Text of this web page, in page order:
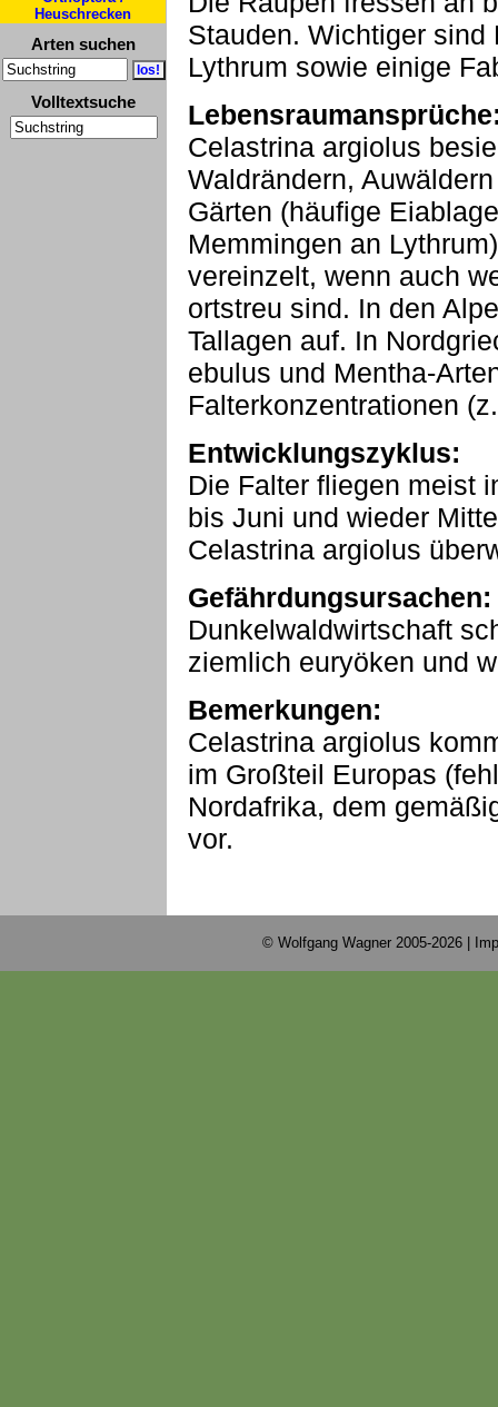
Heuschrecken
Arten suchen
Volltextsuche
Stauden. Wichtiger
Lythrum sowie einige
Celastrina argiolus
Waldrändern,
Gärten (häufige
Memmingen an
vereinzelt, wenn auch
ortstreu sind. In den
Tallagen auf. In
ebulus und Mentha-
Falterkonzentrationen
Entwicklungszyklus:
Die Falter fliegen meist
bis Juni und wieder
Celastrina argiolus
Gefährdungsursachen:
Dunkelwaldwirtschaft
ziemlich euryöken und
Bemerkungen:
Celastrina argiolus
im Großteil Europas
Nordafrika, dem
vor.
© Wolfgang Wagner 2005-2026 |